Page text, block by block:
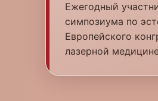
Ежегодный
симпозиума по
Европейского
лазерной